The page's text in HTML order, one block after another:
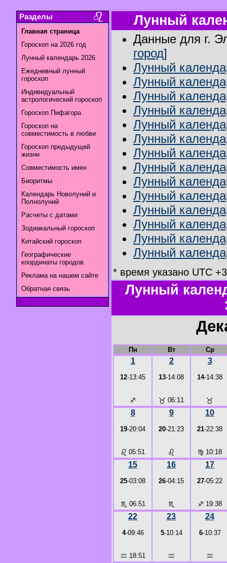
Разделы
Главная страница
Гороскоп на 2026 год
Лунный календарь 2026
Ежедневный лунный
гороскоп
Индивидуальный
астрологический гороскоп
Гороскоп Пифагора
Гороскоп на
совместимость в любви
Гороскоп предыдущей
жизни
Совместимость имен
Биоритмы
Календарь Новолуний и
Полнолуний
Расчеты с датами
Зодиакальный гороскоп
Китайский гороскоп
Географические
координаты городов
Реклама на нашем сайте
Обратная связь
Лунный
Данные для г.
город]
Лунный
Лунный
Лунный
Лунный
Лунный
Лунный
Лунный
Лунный
Лунный
Лунный
Лунный
Лунный
Лунный
Лунный
* время указано UTC
Лунный
Пн Вт Ср
1
12-13:45
♐
2
13-14:08
♉ 06:11
3
14-14:38
♉
8
19-20:04
♌ 05:51
9
20-21:23
♌
10
21-22:38
♍ 10:18
15
25-03:08
♏ 06:51
16
26-04:15
♏
17
27-05:22
♐ 19:38
22
4-09:46
♒ 18:51
23
5-10:14
♒
24
6-10:37
♒